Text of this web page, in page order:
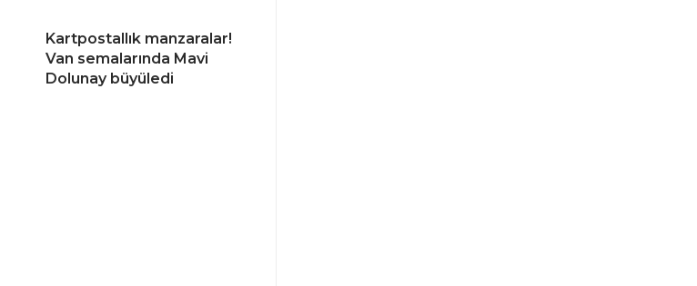
Kartpostallık manzaralar!
Van semalarında Mavi
Dolunay büyüledi